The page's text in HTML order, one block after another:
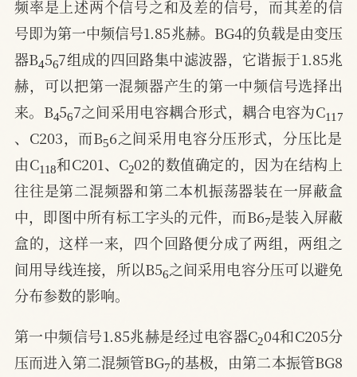
频率是上述两个信号之和及差的信号，而其差的信
号即为第一中频信号1.85兆赫。BG4的负载是由变压
器B 4567组成的四回路集中滤波器，它谐振于1.85兆
赫，可以把第一混频器产生的第一中频信号选择出
来。B4567之间采用电容耦合形式，耦合电容为C117
、C203，而B56之间采用电容分压形式，分压比是
由C118和C201、C202的数值确定的，因为在结构上
往往是第二混频器和第二本机振荡器装在一屏蔽盒
中，即图中所有标工字头的元件，而B67是装入屏蔽
盒的，这样一来，四个回路便分成了两组，两组之
间用导线连接，所以B56之间采用电容分压可以避免
分布参数的影响。
第一中频信号1.85兆赫是经过电容器C 04和C205分
压而进入第二混频管BG7的基极，由第二本振管BG8